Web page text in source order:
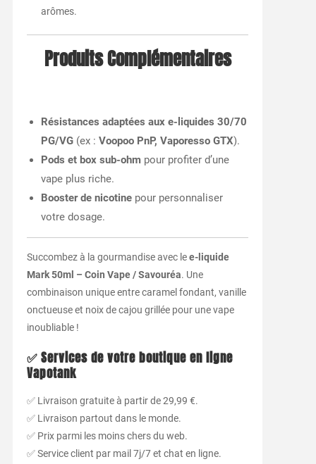
arômes.
Produits Complémentaires
Résistances adaptées aux e-liquides 30/70
PG/VG(ex : Voopoo PnP, Vaporesso GTX).
Pods et box sub-ohmpour profiter d’une
vape plus riche.
Booster de nicotinepour personnaliser
votre dosage.
Succombez à la gourmandise avec lee-liquide
Mark 50ml – Coin Vape / Savouréa. Une
combinaison unique entre caramel fondant, vanille
onctueuse et noix de cajou grillée pour une vape
inoubliable !
✅ Services de votre boutique en ligne
Vapotank
✅ Livraison gratuite à partir de 29,99 €.
✅ Livraison partout dans le monde.
✅ Prix parmi les moins chers du web.
✅ Service client par mail 7j/7 et chat en ligne.